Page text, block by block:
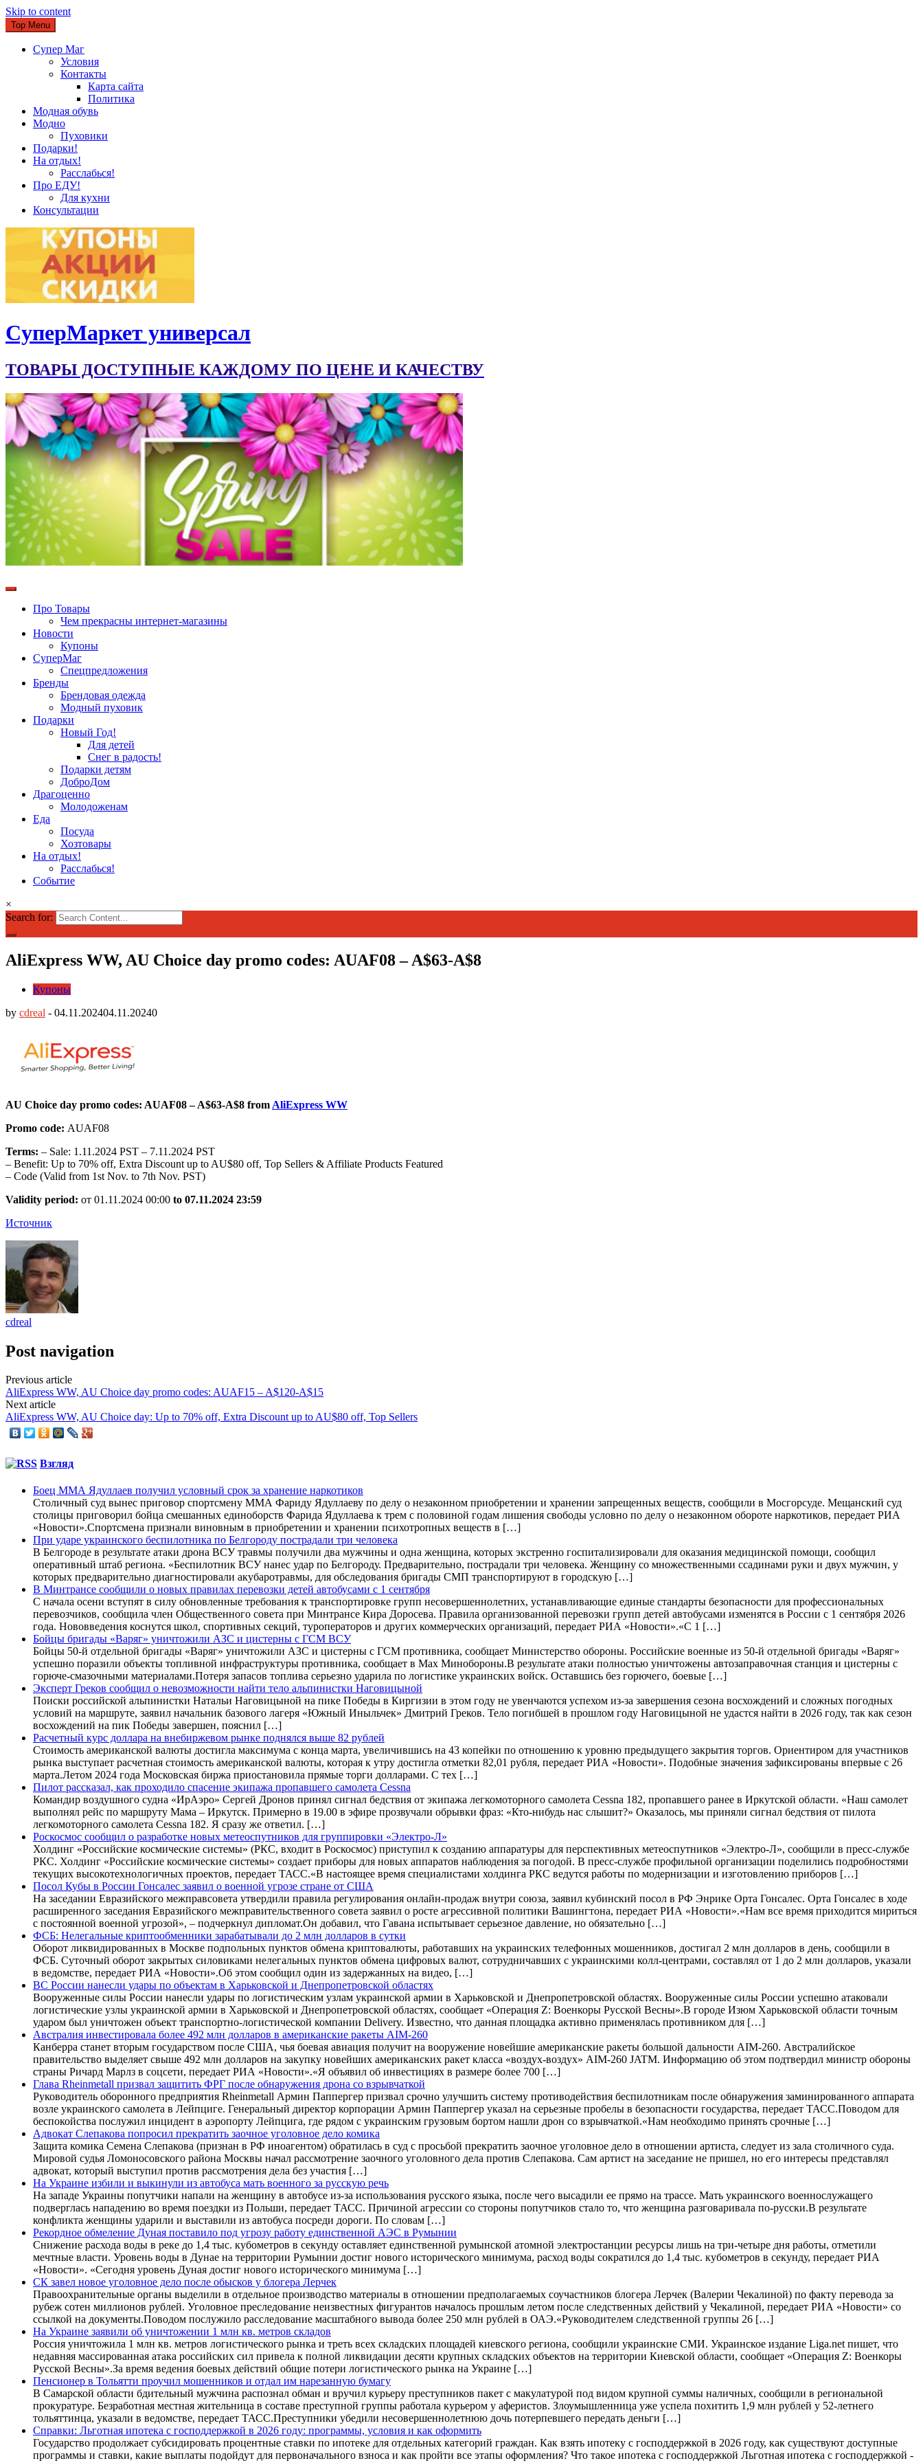
Skip to content
Top Menu
Супер Маг
Условия
Контакты
Карта сайта
Политика
Модная обувь
Модно
Пуховики
Подарки!
На отдых!
Расслабься!
Про ЕДУ!
Для кухни
Консультации
CуперМаркет универсал
ТОВАРЫ ДОСТУПНЫЕ КАЖДОМУ ПО ЦЕНЕ И КАЧЕСТВУ
Про Товары
Чем прекрасны интернет-магазины
Новости
Купоны
СуперМаг
Спецпредложения
Бренды
Брендовая одежда
Модный пуховик
Подарки
Новый Год!
Для детей
Снег в радость!
Подарки детям
ДоброДом
Драгоценно
Молодоженам
Еда
Посуда
Хозтовары
На отдых!
Расслабься!
Событие
×
Search for:
AliExpress WW, AU Choice day promo codes: AUAF08 – A$63-A$8
Купоны
by cdreal - 04.11.202404.11.20240
AU Choice day promo codes: AUAF08 – A$63-A$8 from AliExpress WW
Promo code: AUAF08
Terms: – Sale: 1.11.2024 PST – 7.11.2024 PST
– Benefit: Up to 70% off, Extra Discount up to AU$80 off, Top Sellers & Affiliate Products Featured
– Code (Valid from 1st Nov. to 7th Nov. PST)
Validity period: от 01.11.2024 00:00 to 07.11.2024 23:59
Источник
cdreal
Post navigation
Previous article
AliExpress WW, AU Choice day promo codes: AUAF15 – A$120-A$15
Next article
AliExpress WW, AU Choice day: Up to 70% off, Extra Discount up to AU$80 off, Top Sellers
Взгляд
Боец ММА Ядуллаев получил условный срок за хранение наркотиков
Столичный суд вынес приговор спортсмену ММА Фариду Ядуллаеву по делу о незаконном приобретении и хранении запрещенных веществ, сообщили в Мосгорсуде. Мещанский суд
столицы приговорил бойца смешанных единоборств Фарида Ядуллаева к трем с половиной годам лишения свободы условно по делу о незаконном обороте наркотиков, передает РИА
«Новости».Спортсмена признали виновным в приобретении и хранении психотропных веществ в […]
При ударе украинского беспилотника по Белгороду пострадали три человека
В Белгороде в результате атаки дрона ВСУ травмы получили два мужчины и одна женщина, которых экстренно госпитализировали для оказания медицинской помощи, сообщил
оперативный штаб региона. «Беспилотник ВСУ нанес удар по Белгороду. Предварительно, пострадали три человека. Женщину со множественными ссадинами руки и двух мужчин, у
которых предварительно диагностировали акубаротравмы, для обследования бригады СМП транспортируют в городскую […]
В Минтрансе сообщили о новых правилах перевозки детей автобусами с 1 сентября
С начала осени вступят в силу обновленные требования к транспортировке групп несовершеннолетних, устанавливающие единые стандарты безопасности для профессиональных
перевозчиков, сообщила член Общественного совета при Минтрансе Кира Доросева. Правила организованной перевозки групп детей автобусами изменятся в России с 1 сентября 2026
года. Нововведения коснутся школ, спортивных секций, туроператоров и других коммерческих организаций, передает РИА «Новости».«С 1 […]
Бойцы бригады «Варяг» уничтожили АЗС и цистерны с ГСМ ВСУ
Бойцы 50-й отдельной бригады «Варяг» уничтожили АЗС и цистерны с ГСМ противника, сообщает Министерство обороны. Российские военные из 50-й отдельной бригады «Варяг»
успешно поразили объекты топливной инфраструктуры противника, сообщает в Max Минобороны.В результате атаки полностью уничтожены автозаправочная станция и цистерны с
горюче-смазочными материалами.Потеря запасов топлива серьезно ударила по логистике украинских войск. Оставшись без горючего, боевые […]
Эксперт Греков сообщил о невозможности найти тело альпинистки Наговицыной
Поиски российской альпинистки Натальи Наговицыной на пике Победы в Киргизии в этом году не увенчаются успехом из-за завершения сезона восхождений и сложных погодных
условий на маршруте, заявил начальник базового лагеря «Южный Иныльчек» Дмитрий Греков. Тело погибшей в прошлом году Наговицыной не удастся найти в 2026 году, так как сезон
восхождений на пик Победы завершен, пояснил […]
Расчетный курс доллара на внебиржевом рынке поднялся выше 82 рублей
Стоимость американской валюты достигла максимума с конца марта, увеличившись на 43 копейки по отношению к уровню предыдущего закрытия торгов. Ориентиром для участников
рынка выступает расчетная стоимость американской валюты, которая к утру достигла отметки 82,01 рубля, передает РИА «Новости». Подобные значения зафиксированы впервые с 26
марта.Летом 2024 года Московская биржа приостановила прямые торги долларами. С тех […]
Пилот рассказал, как проходило спасение экипажа пропавшего самолета Cessna
Командир воздушного судна «ИрАэро» Сергей Дронов принял сигнал бедствия от экипажа легкомоторного самолета Cessna 182, пропавшего ранее в Иркутской области. «Наш самолет
выполнял рейс по маршруту Мама – Иркутск. Примерно в 19.00 в эфире прозвучали обрывки фраз: «Кто-нибудь нас слышит?» Оказалось, мы приняли сигнал бедствия от пилота
легкомоторного самолета Cessna 182. Я сразу же ответил. […]
Роскосмос сообщил о разработке новых метеоспутников для группировки «Электро-Л»
Холдинг «Российские космические системы» (РКС, входит в Роскосмос) приступил к созданию аппаратуры для перспективных метеоспутников «Электро-Л», сообщили в пресс-службе
РКС. Холдинг «Российские космические системы» создает приборы для новых аппаратов наблюдения за погодой. В пресс-службе профильной организации поделились подробностями
текущих высокотехнологичных проектов, передает ТАСС.«В настоящее время специалистами холдинга РКС ведутся работы по модернизации и изготовлению приборов […]
Посол Кубы в России Гонсалес заявил о военной угрозе стране от США
На заседании Евразийского межправсовета утвердили правила регулирования онлайн-продаж внутри союза, заявил кубинский посол в РФ Энрике Орта Гонсалес. Орта Гонсалес в ходе
расширенного заседания Евразийского межправительственного совета заявил о росте агрессивной политики Вашингтона, передает РИА «Новости».«Нам все время приходится мириться
с постоянной военной угрозой», – подчеркнул дипломат.Он добавил, что Гавана испытывает серьезное давление, но обязательно […]
ФСБ: Нелегальные криптообменники зарабатывали до 2 млн долларов в сутки
Оборот ликвидированных в Москве подпольных пунктов обмена криптовалюты, работавших на украинских телефонных мошенников, достигал 2 млн долларов в день, сообщили в
ФСБ. Суточный оборот закрытых силовиками нелегальных пунктов обмена цифровых валют, сотрудничавших с украинскими колл-центрами, составлял от 1 до 2 млн долларов, указали
в ведомстве, передает РИА «Новости».Об этом сообщил один из задержанных на видео, […]
ВС России нанесли удары по объектам в Харьковской и Днепропетровской областях
Вооруженные силы России нанесли удары по логистическим узлам украинской армии в Харьковской и Днепропетровской областях. Вооруженные силы России успешно атаковали
логистические узлы украинской армии в Харьковской и Днепропетровской областях, сообщает «Операция Z: Военкоры Русской Весны».В городе Изюм Харьковской области точным
ударом был уничтожен объект транспортно-логистической компании Delivery. Известно, что данная площадка активно применялась противником для […]
Австралия инвестировала более 492 млн долларов в американские ракеты AIM-260
Канберра станет вторым государством после США, чья боевая авиация получит на вооружение новейшие американские ракеты большой дальности AIM-260. Австралийское
правительство выделяет свыше 492 млн долларов на закупку новейших американских ракет класса «воздух-воздух» AIM-260 JATM. Информацию об этом подтвердил министр обороны
страны Ричард Марлз в соцсети, передает РИА «Новости».«Я объявил об инвестициях в размере более 700 […]
Глава Rheinmetall призвал защитить ФРГ после обнаружения дрона со взрывчаткой
Руководитель оборонного предприятия Rheinmetall Армин Паппергер призвал срочно улучшить систему противодействия беспилотникам после обнаружения заминированного аппарата
возле украинского самолета в Лейпциге. Генеральный директор корпорации Армин Паппергер указал на серьезные пробелы в безопасности государства, передает ТАСС.Поводом для
беспокойства послужил инцидент в аэропорту Лейпцига, где рядом с украинским грузовым бортом нашли дрон со взрывчаткой.«Нам необходимо принять срочные […]
Адвокат Слепакова попросил прекратить заочное уголовное дело комика
Защита комика Семена Слепакова (признан в РФ иноагентом) обратилась в суд с просьбой прекратить заочное уголовное дело в отношении артиста, следует из зала столичного суда.
Мировой судья Ломоносовского района Москвы начал рассмотрение заочного уголовного дела против Слепакова. Сам артист на заседание не пришел, но его интересы представлял
адвокат, который выступил против рассмотрения дела без участия […]
На Украине избили и выкинули из автобуса мать военного за русскую речь
На западе Украины попутчики напали на женщину в автобусе из-за использования русского языка, после чего высадили ее прямо на трассе. Мать украинского военнослужащего
подверглась нападению во время поездки из Польши, передает ТАСС. Причиной агрессии со стороны попутчиков стало то, что женщина разговаривала по-русски.В результате
конфликта женщины ударили и выставили из автобуса посреди дороги. По словам […]
Рекордное обмеление Дуная поставило под угрозу работу единственной АЭС в Румынии
Снижение расхода воды в реке до 1,4 тыс. кубометров в секунду оставляет единственной румынской атомной электростанции ресурсы лишь на три-четыре дня работы, отметили
мечтные власти. Уровень воды в Дунае на территории Румынии достиг нового исторического минимума, расход воды сократился до 1,4 тыс. кубометров в секунду, передает РИА
«Новости». «Сегодня уровень Дуная достиг нового исторического минимума […]
СК завел новое уголовное дело после обысков у блогера Лерчек
Правоохранительные органы выделили в отдельное производство материалы в отношении предполагаемых соучастников блогера Лерчек (Валерии Чекалиной) по факту перевода за
рубеж сотен миллионов рублей. Уголовное преследование неизвестных фигурантов началось прошлым летом после следственных действий у Чекалиной, передает РИА «Новости» со
ссылкой на документы.Поводом послужило расследование масштабного вывода более 250 млн рублей в ОАЭ.«Руководителем следственной группы 26 […]
На Украине заявили об уничтожении 1 млн кв. метров складов
Россия уничтожила 1 млн кв. метров логистического рынка и треть всех складских площадей киевского региона, сообщили украинские СМИ. Украинское издание Liga.net пишет, что
недавняя массированная атака российских сил привела к полной ликвидации десяти крупных складских объектов на территории Киевской области, сообщает «Операция Z: Военкоры
Русской Весны».За время ведения боевых действий общие потери логистического рынка на Украине […]
Пенсионер в Тольятти проучил мошенников и отдал им нарезанную бумагу
В Самарской области бдительный мужчина распознал обман и вручил курьеру преступников пакет с макулатурой под видом крупной суммы наличных, сообщили в региональной
прокуратуре. Безработная местная жительница в составе преступной группы работала курьером у аферистов. Злоумышленница уже успела похитить 1,9 млн рублей у 52-летнего
тольяттинца, указали в ведомстве, передает ТАСС.Преступники убедили несовершеннолетнюю дочь потерпевшего передать деньги […]
Справки: Льготная ипотека с господдержкой в 2026 году: программы, условия и как оформить
Государство продолжает субсидировать процентные ставки по ипотеке для отдельных категорий граждан. Как взять ипотеку с господдержкой в 2026 году, как существуют доступные
программы и ставки, какие выплаты подойдут для первоначального взноса и как пройти все этапы оформления? Что такое ипотека с господдержкой Льготная ипотека с господдержкой -